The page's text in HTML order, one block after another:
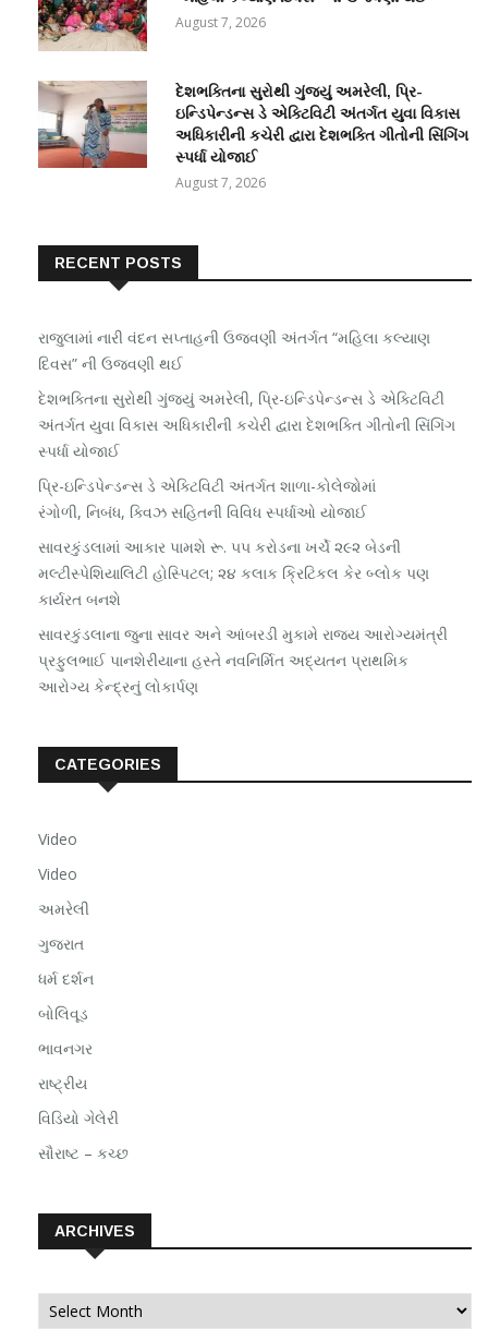
August 7, 2026
દેશભક્તિના સુરોથી ગુંજ્યું અમરેલી, પ્રિ-
ઇન્ડિપેન્ડન્સ ડે એક્ટિવિટી અંતર્ગત યુવા વિકાસ
અધિકારીની કચેરી દ્વારા દેશભક્તિ ગીતોની સિંગિંગ
સ્પર્ધા યોજાઈ
August 7, 2026
RECENT POSTS
રાજુલામાં નારી વંદન સપ્તાહની ઉજવણી અંતર્ગત “મહિલા કલ્યાણ
દિવસ” ની ઉજવણી થઈ
દેશભક્તિના સુરોથી ગુંજ્યું અમરેલી, પ્રિ-ઇન્ડિપેન્ડન્સ ડે એક્ટિવિટી
અંતર્ગત યુવા વિકાસ અધિકારીની કચેરી દ્વારા દેશભક્તિ ગીતોની સિંગિંગ
સ્પર્ધા યોજાઈ
પ્રિ-ઇન્ડિપેન્ડન્સ ડે એક્ટિવિટી અંતર્ગત શાળા-કોલેજોમાં
રંગોળી, નિબંધ, ક્વિઝ સહિતની વિવિધ સ્પર્ધાઓ યોજાઈ
સાવરકુંડલામાં આકાર પામશે રૂ. ૫૫ કરોડના ખર્ચે ૨૯૨ બેડની
મલ્ટીસ્પેશિયાલિટી હોસ્પિટલ; ૨૪ કલાક ક્રિટિકલ કેર બ્લોક પણ
કાર્યરત બનશે
સાવરકુંડલાના જુના સાવર અને આંબરડી મુકામે રાજ્ય આરોગ્યમંત્રી
પ્રફુલભાઈ પાનશેરીયાના હસ્તે નવનિર્મિત અદ્યતન પ્રાથમિક
આરોગ્ય કેન્દ્રનું લોકાર્પણ
CATEGORIES
Video
Video
અમરેલી
ગુજરાત
ધર્મ દર્શન
બોલિવૂડ
ભાવનગર
રાષ્ટ્રીય
વિડિયો ગેલેરી
સૌરાષ્ટ – કચ્છ
ARCHIVES
Archives